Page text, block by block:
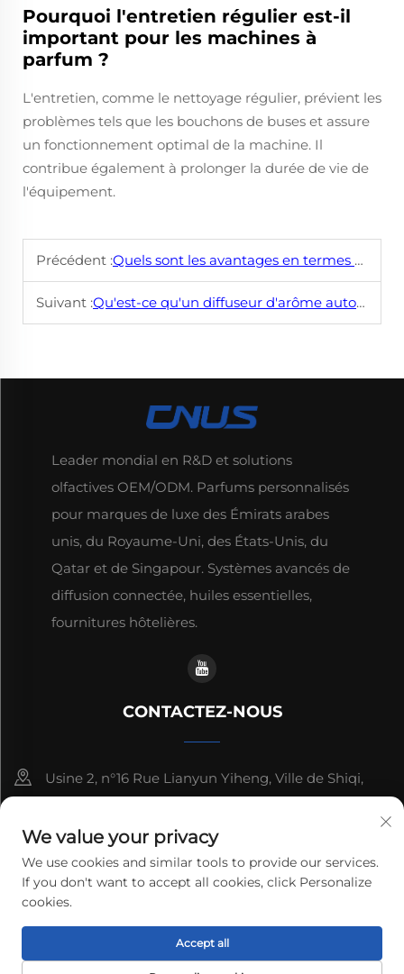
Pourquoi l'entretien régulier est-il
important pour les machines à
parfum ?
L'entretien, comme le nettoyage régulier, prévient les
problèmes tels que les bouchons de buses et assure
un fonctionnement optimal de la machine. Il
contribue également à prolonger la durée de vie de
l'équipement.
Précédent :Quels sont les avantages en termes d'efficacité énergétique de l'utilisation d'un diffuseur d'arôme intelligent ?
Suivant :Qu'est-ce qu'un diffuseur d'arôme automatique et comment fonctionne-t-il ?
Leader mondial en R&D et solutions
olfactives OEM/ODM. Parfums personnalisés
pour marques de luxe des Émirats arabes
unis, du Royaume-Uni, des États-Unis, du
Qatar et de Singapour. Systèmes avancés de
diffusion connectée, huiles essentielles,
fournitures hôtelières.
CONTACTEZ-NOUS
Usine 2, n°16 Rue Lianyun Yiheng, Ville de Shiqi,
+86-13192436782
[email protected]
Droits d'auteur © 2025 cnus tech (guangdong) co.,ltd. Tous
droits réservés.
We value your privacy
We use cookies and similar tools to provide our services.
If you don't want to accept all cookies, click Personalize
cookies.
Accept all